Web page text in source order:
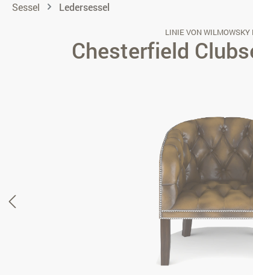
Sessel Ledersessel
LINIE VON
Chesterfield